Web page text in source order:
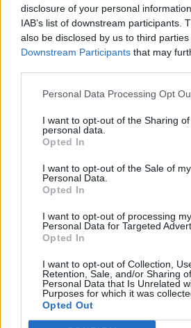
disclosure of your personal
IAB’s list of downstream participants.
also be disclosed by us to third
Downstream Participants that may
Personal Data Processing Opt
I want to opt-out of the Sharing
personal data.
Opted In
I want to opt-out of the Sale of my
Personal Data.
Opted In
I want to opt-out of processing my
Personal Data for Targeted
Opted In
I want to opt-out of Collection,
Retention, Sale, and/or Sharing
Personal Data that Is Unrelated
Purposes for which it was
Opted Out
Minden
„szuperaszály”,
Miért viseli meg
és mit tehetünk